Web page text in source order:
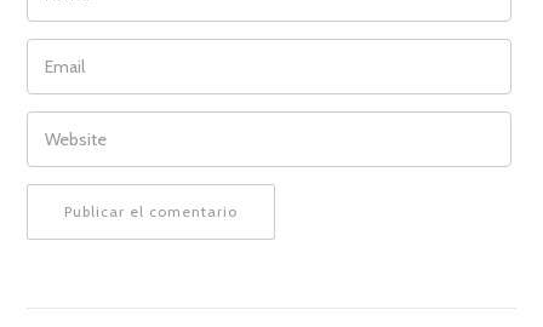
EMAIL
WEBSITE